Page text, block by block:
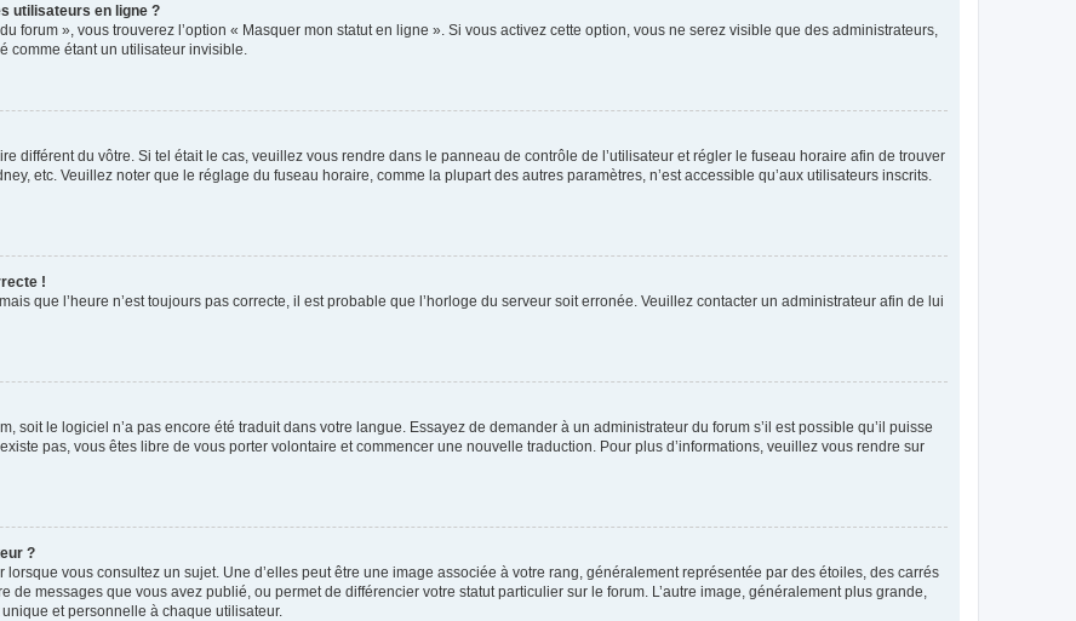
utilisateurs en ligne ?
forum », vous trouverez l’option « Masquer mon statut en ligne ». Si vous activez cette option, vous ne serez visible que des administrateurs,
comme étant un utilisateur invisible.
différent du vôtre. Si tel était le cas, veuillez vous rendre dans le panneau de contrôle de l’utilisateur et régler le fuseau horaire afin de trouver
etc. Veuillez noter que le réglage du fuseau horaire, comme la plupart des autres paramètres, n’est accessible qu’aux utilisateurs inscrits.
!
que l’heure n’est toujours pas correcte, il est probable que l’horloge du serveur soit erronée. Veuillez contacter un administrateur afin de lui
soit le logiciel n’a pas encore été traduit dans votre langue. Essayez de demander à un administrateur du forum s’il est possible qu’il puisse
pas, vous êtes libre de vous porter volontaire et commencer une nouvelle traduction. Pour plus d’informations, veuillez vous rendre sur
?
vous consultez un sujet. Une d’elles peut être une image associée à votre rang, généralement représentée par des étoiles, des carrés
de messages que vous avez publié, ou permet de différencier votre statut particulier sur le forum. L’autre image, généralement plus grande,
et personnelle à chaque utilisateur.